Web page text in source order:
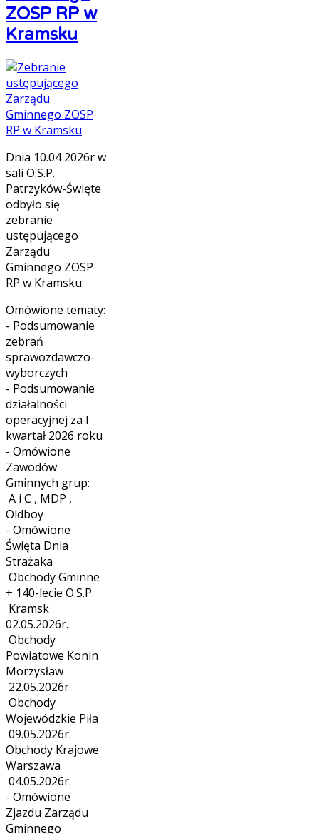
ZOSP RP w
Kramsku
Dnia 10.04 2026r w
sali O.S.P.
Patrzyków-Święte
odbyło się
zebranie
ustępującego
Zarządu
Gminnego ZOSP
RP w Kramsku.
Omówione tematy:
- Podsumowanie
zebrań
sprawozdawczo-
wyborczych
- Podsumowanie
działalności
operacyjnej za I
kwartał 2026 roku
- Omówione
Zawodów
Gminnych grup:
A i C , MDP ,
Oldboy
- Omówione
Święta Dnia
Strażaka
Obchody Gminne
+ 140-lecie O.S.P.
Kramsk
02.05.2026r.
Obchody
Powiatowe Konin
Morzysław
22.05.2026r.
Obchody
Wojewódzkie Piła
09.05.2026r.
Obchody Krajowe
Warszawa
04.05.2026r.
- Omówione
Zjazdu Zarządu
Gminnego